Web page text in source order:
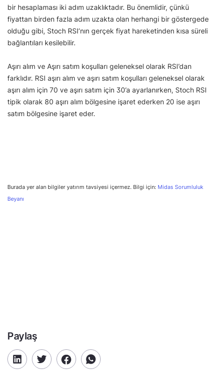
bir hesaplaması iki adım uzaklıktadır. Bu önemlidir, çünkü
fiyattan birden fazla adım uzakta olan herhangi bir göstergede
olduğu gibi, Stoch RSI’nın gerçek fiyat hareketinden kısa süreli
bağlantıları kesilebilir.
Aşırı alım ve Aşırı satım koşulları geleneksel olarak RSI’dan
farklıdır. RSI aşırı alım ve aşırı satım koşulları geleneksel olarak
aşırı alım için 70 ve aşırı satım için 30’a ayarlanırken, Stoch RSI
tipik olarak 80 aşırı alım bölgesine işaret ederken 20 ise aşırı
satım bölgesine işaret eder.
Burada yer alan bilgiler yatırım tavsiyesi içermez. Bilgi için: Midas Sorumluluk
Beyanı
Paylaş